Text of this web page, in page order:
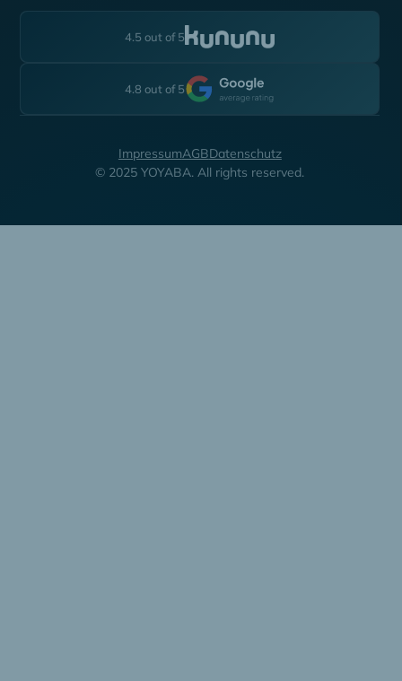
4.5 out of 5
4.8 out of 5
© 2025 YOYABA. All rights reserved.
ImpressumAGBDatenschutz